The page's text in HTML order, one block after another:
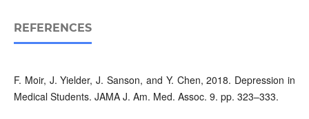
REFERENCES
F. Moir, J. Yielder, J. Sanson, and Y. Chen, 2018. Depression in
Medical Students. JAMA J. Am. Med. Assoc. 9. pp. 323–333.